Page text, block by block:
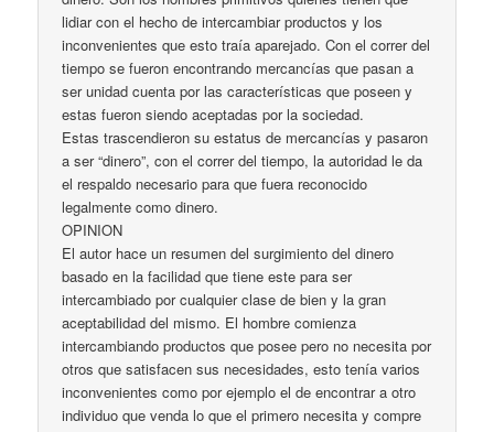
lidiar con el hecho de intercambiar productos y los
inconvenientes que esto traía aparejado. Con el correr del
tiempo se fueron encontrando mercancías que pasan a
ser unidad cuenta por las características que poseen y
estas fueron siendo aceptadas por la sociedad.
Estas trascendieron su estatus de mercancías y pasaron
a ser “dinero”, con el correr del tiempo, la autoridad le da
el respaldo necesario para que fuera reconocido
legalmente como dinero.
OPINION
El autor hace un resumen del surgimiento del dinero
basado en la facilidad que tiene este para ser
intercambiado por cualquier clase de bien y la gran
aceptabilidad del mismo. El hombre comienza
intercambiando productos que posee pero no necesita por
otros que satisfacen sus necesidades, esto tenía varios
inconvenientes como por ejemplo el de encontrar a otro
individuo que venda lo que el primero necesita y compre